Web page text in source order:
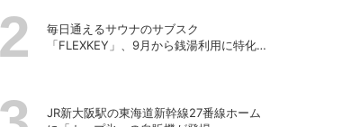
毎日通えるサウナのサブスク
「FLEXKEY」、9月から銭湯利用に特化し
JR新大阪駅の東海道新幹線27番線ホーム